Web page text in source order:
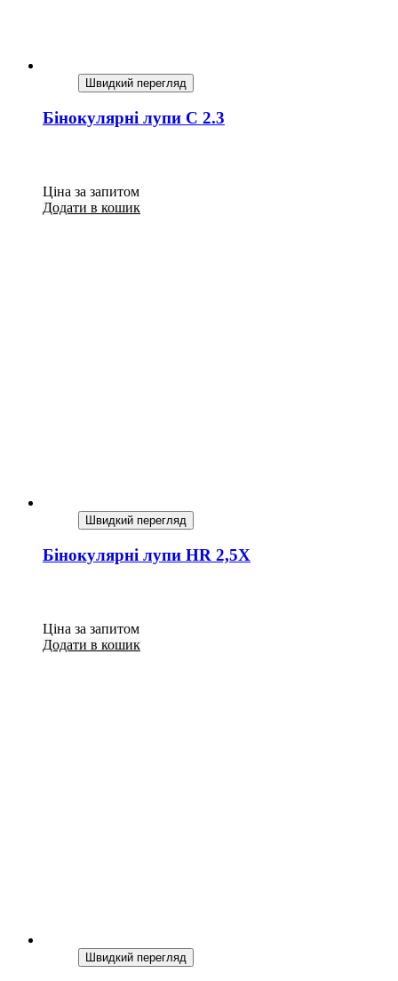
Швидкий перегляд
Бінокулярні лупи C 2.3
Ціна за запитом
Додати в кошик
Швидкий перегляд
Бінокулярні лупи HR 2,5X
Ціна за запитом
Додати в кошик
Швидкий перегляд